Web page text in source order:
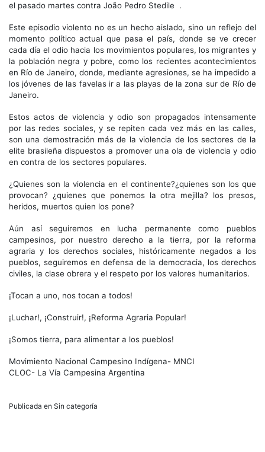
el pasado martes contra João Pedro Stedile .
Este episodio violento no es un hecho aislado, sino un reflejo del
momento político actual que pasa el país, donde se ve crecer
cada día el odio hacia los movimientos populares, los migrantes y
la población negra y pobre, como los recientes acontecimientos
en Río de Janeiro, donde, mediante agresiones, se ha impedido a
los jóvenes de las favelas ir a las playas de la zona sur de Río de
Janeiro.
Estos actos de violencia y odio son propagados intensamente
por las redes sociales, y se repiten cada vez más en las calles,
son una demostración más de la violencia de los sectores de la
elite brasileña dispuestos a promover una ola de violencia y odio
en contra de los sectores populares.
¿Quienes son la violencia en el continente?¿quienes son los que
provocan? ¿quienes que ponemos la otra mejilla? los presos,
heridos, muertos quien los pone?
Aún así seguiremos en lucha permanente como pueblos
campesinos, por nuestro derecho a la tierra, por la reforma
agraria y los derechos sociales, históricamente negados a los
pueblos, seguiremos en defensa de la democracia, los derechos
civiles, la clase obrera y el respeto por los valores humanitarios.
¡Tocan a uno, nos tocan a todos!
¡Luchar!, ¡Construir!, ¡Reforma Agraria Popular!
¡Somos tierra, para alimentar a los pueblos!
Movimiento Nacional Campesino Indígena- MNCI
CLOC- La Vía Campesina Argentina
Publicada en Sin categoría